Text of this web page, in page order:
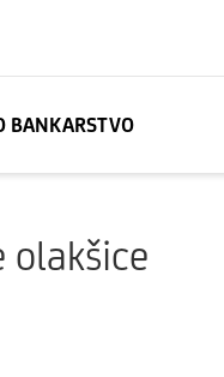
BANKARSTVO
olakšice